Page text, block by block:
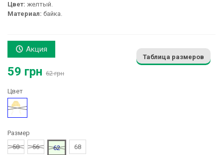
Цвет: желтый.
Материал: байка.
Акция
59 грн 62 грн
Таблица размеров
Цвет
Желтый
Размер
50
56 62 68